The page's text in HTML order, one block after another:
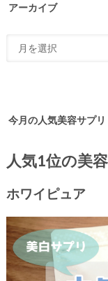
アーカイブ
今月の人気美容サプリ
人気1位の美
ホワイピュア